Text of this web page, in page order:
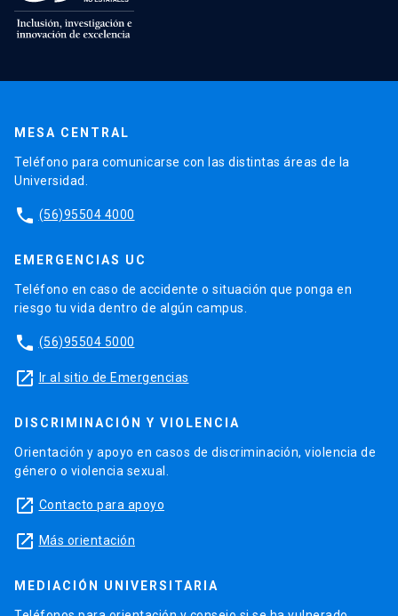
MESA CENTRAL
Teléfono para comunicarse con las distintas áreas de la
Universidad.
phone (56)95504 4000
EMERGENCIAS UC
Teléfono en caso de accidente o situación que ponga en
riesgo tu vida dentro de algún campus.
phone (56)95504 5000
launch Ir al sitio de Emergencias
DISCRIMINACIÓN Y VIOLENCIA
Orientación y apoyo en casos de discriminación, violencia de
género o violencia sexual.
launch Contacto para apoyo
launch Más orientación
MEDIACIÓN UNIVERSITARIA